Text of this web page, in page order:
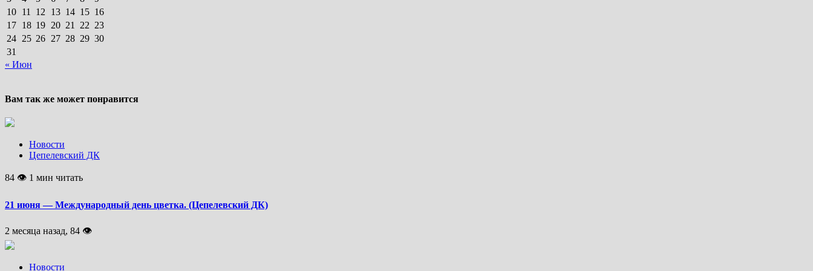
10 11 12 13 14 15 16
17 18 19 20 21 22 23
24 25 26 27 28 29 30
31
« Июн
Вам так же может понравится
Новости
Цепелевский ДК
84 👁 1 мин читать
21 июня — Международный день цветка. (Цепелевский ДК)
2 месяца назад, 84 👁
Новости